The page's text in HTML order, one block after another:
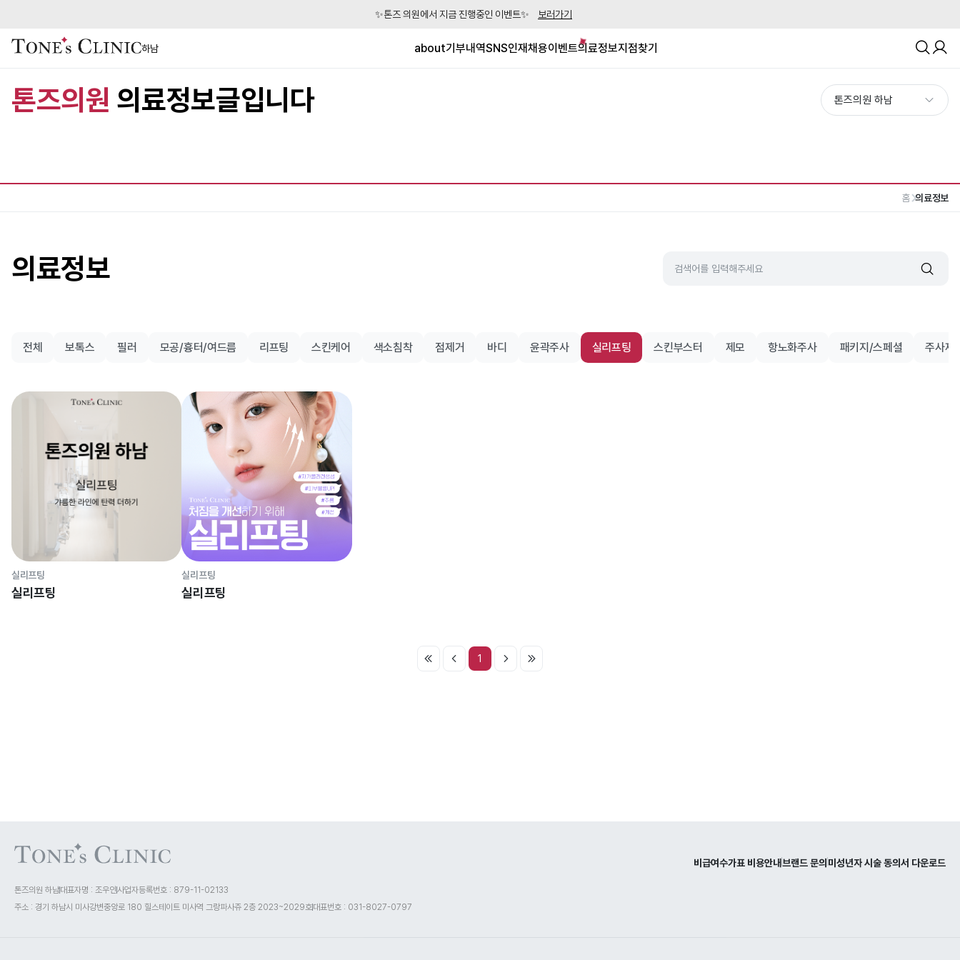
✨톤즈 의원에서 지금 진행중인 이벤트✨ 보러가기
하남 about기부내역SNS인재채용이벤트의료정보지점찾기
톤즈의원 의료정보글입니다
홈 의료정보
의료정보
전체 보톡스 필러 모공/흉터/여드름 리프팅 스킨케어 색소침착 점제거 바디 윤곽주사 실리프팅 스킨부스터 제모 항노화주사 패키지/스페셜 주사제
실리프팅
실리프팅
실리프팅
실리프팅
1
톤즈의원 하남대표자명 : 조우인사업자등록번호 : 879-11-02133
주소 : 경기 하남시 미사강변중앙로 180 힐스테이트 미사역 그랑파사쥬 2층 2023~2029호대표번호 : 031-8027-0797
비급여수가표 비용안내브랜드 문의 미성년자 시술 동의서 다운로드